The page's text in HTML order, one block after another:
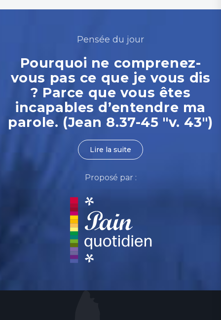
Pensée du jour
Pourquoi ne comprenez-
vous pas ce que je vous dis
? Parce que vous êtes
incapables d’entendre ma
parole. (Jean 8.37-45 "v. 43")
Lire la suite
Proposé par :